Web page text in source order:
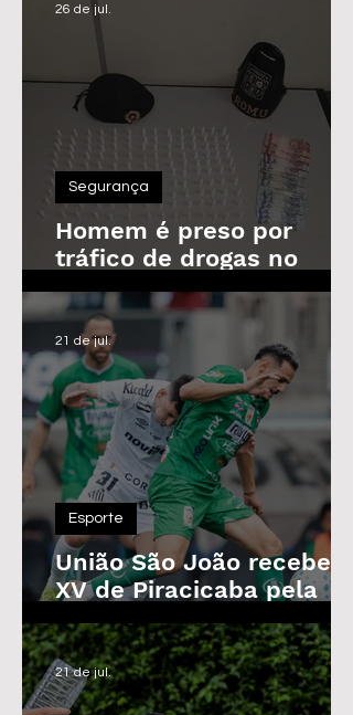
Homem é preso por
tráfico de drogas no
Parque das Árvores, em
Araras
Segurança
26 de jul.
União São João recebe o
XV de Piracicaba pela
Copa Paulista nesta
quarta-feira
Esporte
21 de jul.
21 de jul.